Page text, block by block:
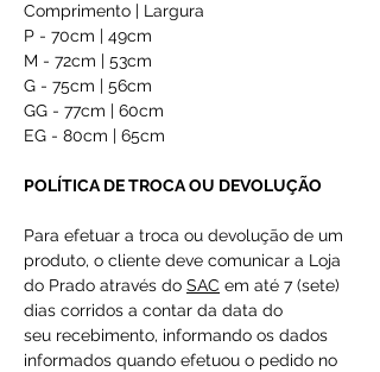
Comprimento | Largura
P - 70cm | 49cm
M - 72cm | 53cm
G - 75cm | 56cm
GG - 77cm | 60cm
EG - 80cm | 65cm
POLÍTICA DE TROCA OU DEVOLUÇÃO
Para efetuar a troca ou devolução de um
produto, o cliente deve comunicar a Loja
do Prado através do SAC em até 7 (sete)
dias corridos a contar da data do
seu recebimento, informando os dados
informados quando efetuou o pedido no